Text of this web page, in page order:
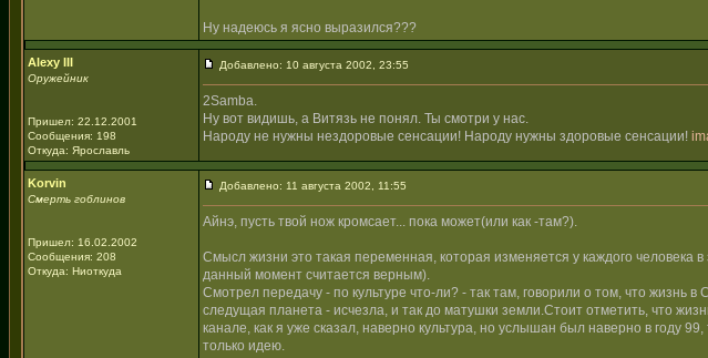
Ну надеюсь я ясно выразился???
Alexy III
Оружейник
Пришел: 22.12.2001
Сообщения: 198
Откуда: Ярославль
Добавлено: 10 августа 2002, 23:55
2Samba.
Ну вот видишь, а Витязь не понял. Ты смотри у нас.
Народу не нужны нездоровые сенсации! Народу нужны здоровые сенсации!
Korvin
Смерть гоблинов
Пришел: 16.02.2002
Сообщения: 208
Откуда: Ниоткуда
Добавлено: 11 августа 2002, 11:55
Айнэ, пусть твой нож кромсает... пока может(или как -там?).
Смысл жизни это такая переменная, которая изменяется у каждого человека
данный момент считается верным).
Смотрел передачу - по культуре что-ли? - так там, говорили о том, что жизнь
следущая планета - исчезла, и так до матушки земли.Стоит отметить, что
канале, как я уже сказал, наверно культура, но услышан был наверно в году
только идею.